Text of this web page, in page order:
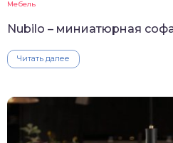
Мебель
Nubilo – миниатюрная
Читать далее